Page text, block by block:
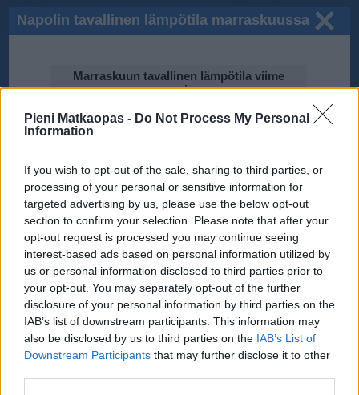
Pieni Matkaopas - Do Not Process My Personal
Information
If you wish to opt-out of the sale, sharing to third parties, or
processing of your personal or sensitive information for
targeted advertising by us, please use the below opt-out
section to confirm your selection. Please note that after your
opt-out request is processed you may continue seeing
interest-based ads based on personal information utilized by
us or personal information disclosed to third parties prior to
your opt-out. You may separately opt-out of the further
disclosure of your personal information by third parties on the
IAB’s list of downstream participants. This information may
also be disclosed by us to third parties on the IAB’s List of
Downstream Participants that may further disclose it to other
Napolin tavallinen lämpötila marraskuussa
Marraskuun tavallinen lämpötila viime
vuosina
2017
2016
2015
2014
2013
2012
2011
2010
0℃
5℃
10℃
Tiedot perustuvat National Oceanic and Atmospheric Administration
(NOAA):n ilmastodataan.
Marraskuun keskilämpötila Napolissa on viime vuosina